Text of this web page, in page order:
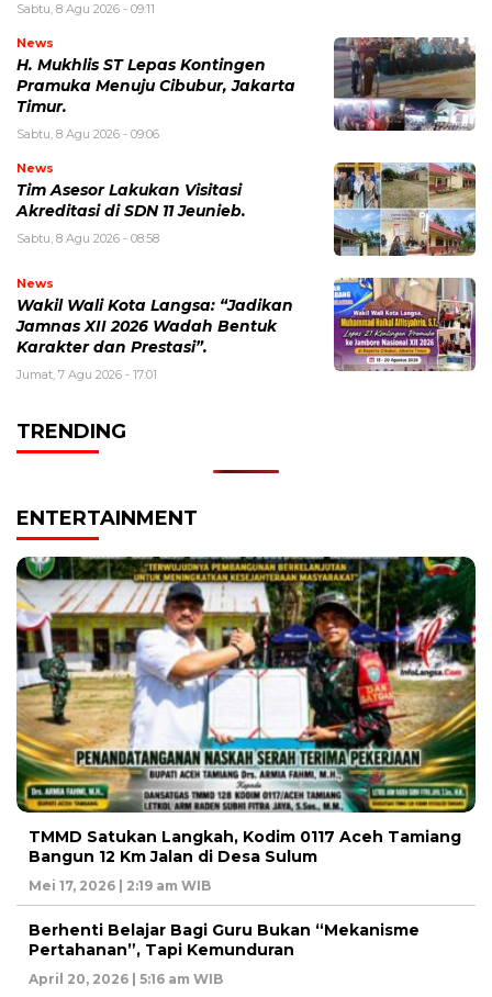
Sabtu, 8 Agu 2026 - 09:11
News
H. Mukhlis ST Lepas Kontingen
Pramuka Menuju Cibubur, Jakarta
Timur.
Sabtu, 8 Agu 2026 - 09:06
News
Tim Asesor Lakukan Visitasi
Akreditasi di SDN 11 Jeunieb.
Sabtu, 8 Agu 2026 - 08:58
News
Wakil Wali Kota Langsa: “Jadikan
Jamnas XII 2026 Wadah Bentuk
Karakter dan Prestasi”.
Jumat, 7 Agu 2026 - 17:01
TRENDING
ENTERTAINMENT
TMMD Satukan Langkah, Kodim 0117 Aceh Tamiang
Bangun 12 Km Jalan di Desa Sulum
Mei 17, 2026 | 2:19 am WIB
Berhenti Belajar Bagi Guru Bukan “Mekanisme
Pertahanan”, Tapi Kemunduran
April 20, 2026 | 5:16 am WIB